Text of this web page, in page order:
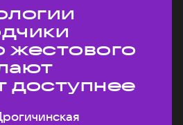
жестового
доступнее